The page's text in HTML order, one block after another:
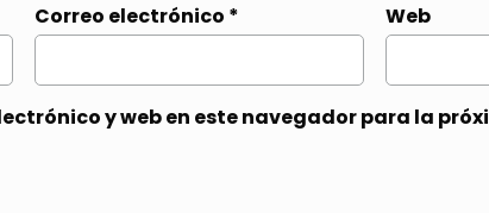
Correo electrónico * Web
y web en este navegador para la